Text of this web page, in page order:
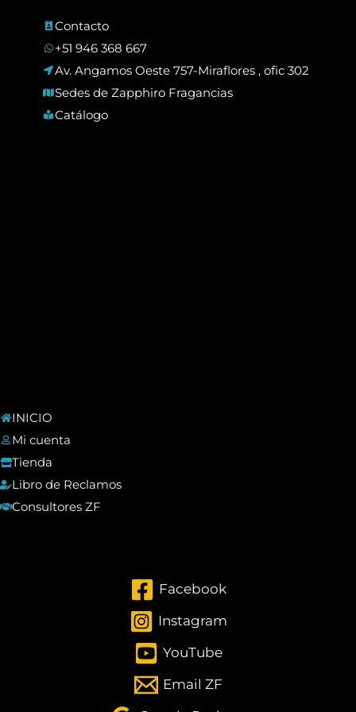
Contacto
+51 946 368 667
Av. Angamos Oeste 757-Miraflores , ofic 302
Sedes de Zapphiro Fragancias
Catálogo
INICIO
Mi cuenta
Tienda
Libro de Reclamos
Consultores ZF
Facebook
Instagram
YouTube
Email ZF